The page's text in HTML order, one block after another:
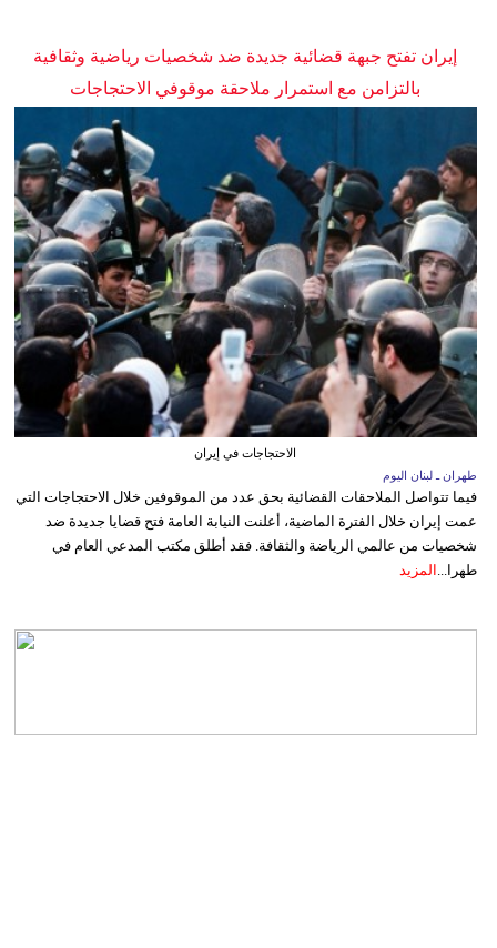
إيران تفتح جبهة قضائية جديدة ضد شخصيات رياضية وثقافية
بالتزامن مع استمرار ملاحقة موقوفي الاحتجاجات
الاحتجاجات في إيران
طهران ـ لبنان اليوم
فيما تتواصل الملاحقات القضائية بحق عدد من الموقوفين خلال الاحتجاجات التي
عمت إيران خلال الفترة الماضية، أعلنت النيابة العامة فتح قضايا جديدة ضد
شخصيات من عالمي الرياضة والثقافة. فقد أطلق مكتب المدعي العام في
طهرا... المزيد